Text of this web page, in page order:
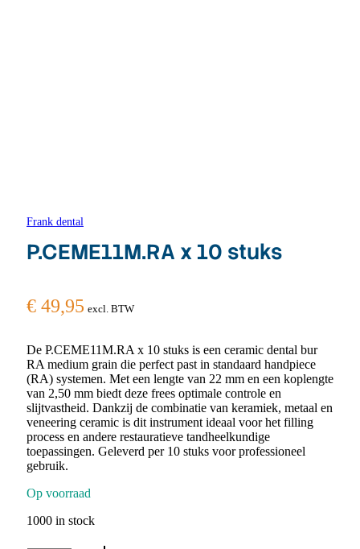
Frank dental
P.CEME11M.RA x 10 stuks
€ 49,95 excl. BTW
De P.CEME11M.RA x 10 stuks is een ceramic dental bur
RA medium grain die perfect past in standaard handpiece
(RA) systemen. Met een lengte van 22 mm en een koplengte
van 2,50 mm biedt deze frees optimale controle en
slijtvastheid. Dankzij de combinatie van keramiek, metaal en
veneering ceramic is dit instrument ideaal voor het filling
process en andere restauratieve tandheelkundige
toepassingen. Geleverd per 10 stuks voor professioneel
gebruik.
Op voorraad
1000 in stock